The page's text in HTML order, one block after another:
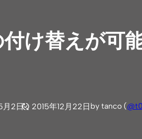
け替えが可
月2日 2015年12月22日 by tanco (